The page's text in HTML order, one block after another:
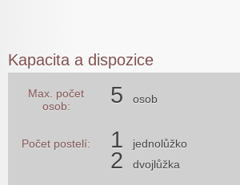
Kapacita a dispozice
Max. počet
osob:
5 osob
Počet postelí: 1 jednolůžko
2 dvojlůžka